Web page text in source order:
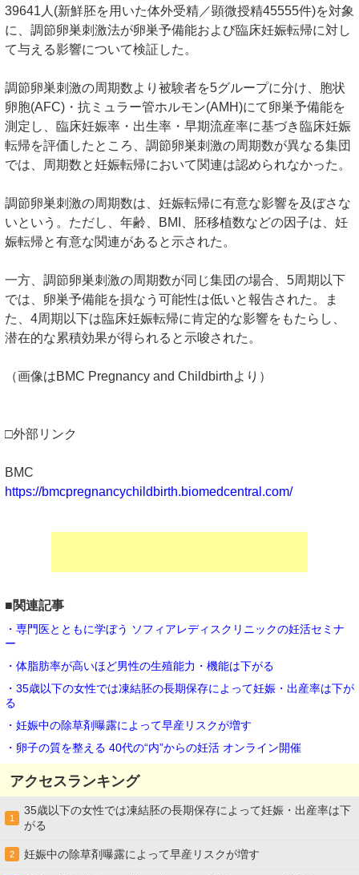
39641人(新鮮胚を用いた体外受精／顕微授精45555件)を対象
に、調節卵巣刺激法が卵巣予備能および臨床妊娠転帰に対し
て与える影響について検証した。
調節卵巣刺激の周期数より被験者を5グループに分け、胞状
卵胞(AFC)・抗ミュラー管ホルモン(AMH)にて卵巣予備能を
測定し、臨床妊娠率・出生率・早期流産率に基づき臨床妊娠
転帰を評価したところ、調節卵巣刺激の周期数が異なる集団
では、周期数と妊娠転帰において関連は認められなかった。
調節卵巣刺激の周期数は、妊娠転帰に有意な影響を及ぼさな
いという。ただし、年齢、BMI、胚移植数などの因子は、妊
娠転帰と有意な関連があると示された。
一方、調節卵巣刺激の周期数が同じ集団の場合、5周期以下
では、卵巣予備能を損なう可能性は低いと報告された。ま
た、4周期以下は臨床妊娠転帰に肯定的な影響をもたらし、
潜在的な累積効果が得られると示唆された。
（画像はBMC Pregnancy and Childbirthより）
□外部リンク
BMC
https://bmcpregnancychildbirth.biomedcentral.com/
■関連記事
・専門医とともに学ぼう ソフィアレディスクリニックの妊活セミナ
ー
・体脂肪率が高いほど男性の生殖能力・機能は下がる
・35歳以下の女性では凍結胚の長期保存によって妊娠・出産率は下が
る
・妊娠中の除草剤曝露によって早産リスクが増す
・卵子の質を整える 40代の“内”からの妊活 オンライン開催
アクセスランキング
1
35歳以下の女性では凍結胚の長期保存によって妊娠・出産率は下
がる
2 妊娠中の除草剤曝露によって早産リスクが増す